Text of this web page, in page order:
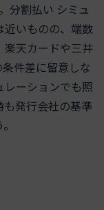
分割払い シミュ
近いものの、端数
楽天カードや三井
件差に留意しな
ーションでも照
も発行会社の基準